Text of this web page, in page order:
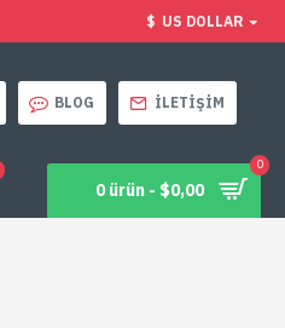
$ US DOLLAR
BLOG İLETIŞIM
0 ürün - $0,00
0